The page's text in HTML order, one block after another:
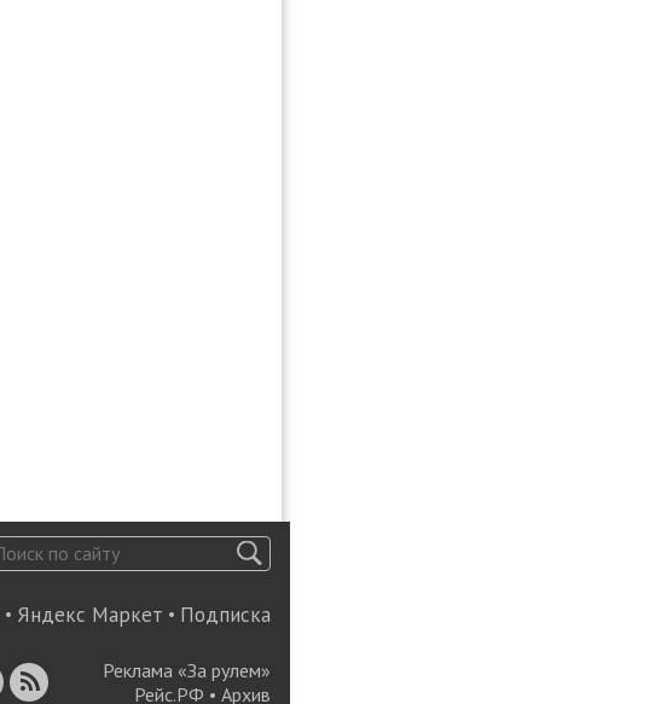
• Яндекс Маркет • Подписка
Реклама «За рулем»
Рейс.РФ • Архив